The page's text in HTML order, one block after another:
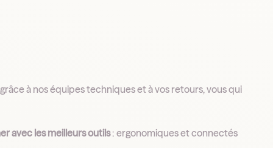
à nos équipes techniques et à vos retours, vous qui
avec les meilleurs outils: ergonomiques et connectés